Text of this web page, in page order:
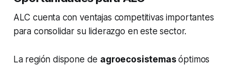
ALC cuenta con ventajas competitivas importantes
para consolidar su liderazgo en este sector.
La región dispone de agroecosistemasóptimos